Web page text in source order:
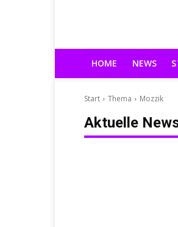
HOME NEWS
Start Thema Mozzik
Aktuelle